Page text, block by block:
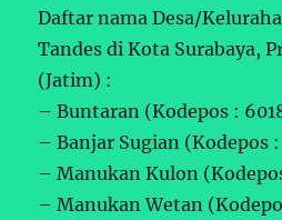
Daftar nama Desa/
Tandes di Kota Surabaya,
(Jatim) :
– Buntaran (Kodepos :
– Banjar Sugian (Kodepos
– Manukan Kulon
– Manukan Wetan